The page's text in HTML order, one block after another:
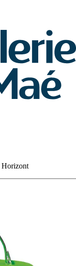
Horizont